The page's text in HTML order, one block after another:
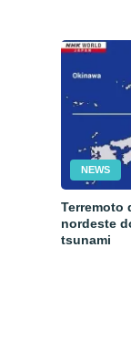
NEWS
Terremoto
nordeste
tsunami